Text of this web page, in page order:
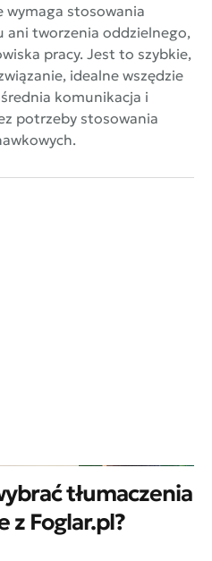
wymaga stosowania
ani tworzenia oddzielnego,
pracy. Jest to szybkie,
idealne wszędzie
komunikacja i
potrzeby stosowania
tłumaczenia
z Foglar.pl?